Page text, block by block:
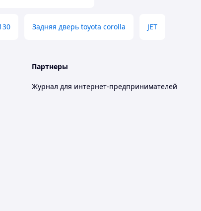
Задняя дверь toyota corolla JET
Партнеры
Журнал для интернет-предпринимателей